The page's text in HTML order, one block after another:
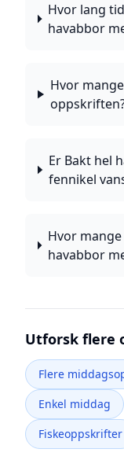
Hvor lang
havabbor
Hvor
Er Bakt hel
fennikel
Hvor
havabbor
Utforsk flere
Flere
Enkel middag
Fiskeoppskrifter